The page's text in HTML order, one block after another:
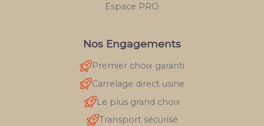
Espace PRO
Nos Engagements
Premier choix garanti
Carrelage direct usine
Le plus grand choix
Transport sécurisé